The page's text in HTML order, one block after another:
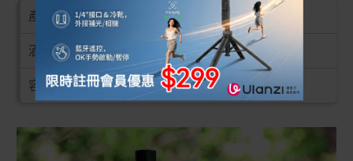
產品編號：MDY24872
酒精： 43%
容量： 700ml